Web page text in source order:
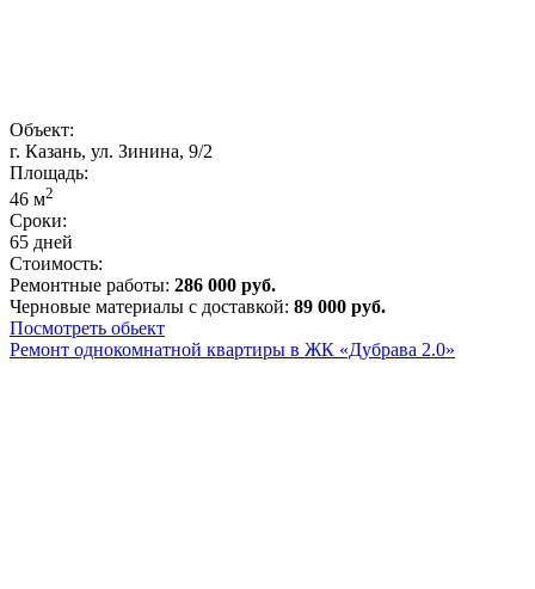
Объект:
г. Казань, ул. Зинина, 9/2
Площадь:
46 м2
Сроки:
65 дней
Стоимость:
Ремонтные работы: 286 000 руб.
Черновые материалы с доставкой: 89 000 руб.
Посмотреть обьект
Ремонт однокомнатной квартиры в ЖК «Дубрава 2.0»